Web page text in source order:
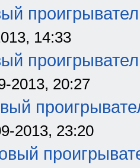
14:33
2013, 20:27
2013, 23:20